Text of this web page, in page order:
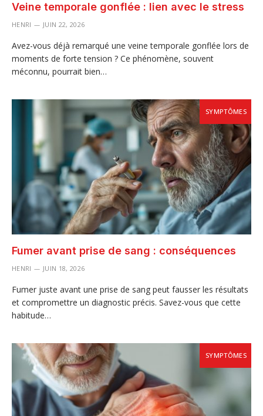
Veine temporale gonflée : lien avec le stress
HENRI JUIN 22, 2026
Avez-vous déjà remarqué une veine temporale gonflée lors de
moments de forte tension ? Ce phénomène, souvent
méconnu, pourrait bien…
SYMPTÔMES
Fumer avant prise de sang : conséquences
HENRI JUIN 18, 2026
Fumer juste avant une prise de sang peut fausser les résultats
et compromettre un diagnostic précis. Savez-vous que cette
habitude…
SYMPTÔMES